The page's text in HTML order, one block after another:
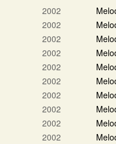
2002
2002
2002
2002
2002
2002
2002
2002
2002
2002